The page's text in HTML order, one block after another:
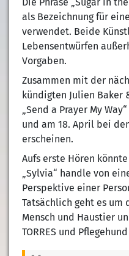
als Bezeichnung für
verwendet. Beide
Lebensentwürfen
Vorgaben.
Zusammen mit der
kündigten Julien Baker
„Send a Prayer My
und am 18. April bei
erscheinen.
Aufs erste Hören
„Sylvia“ handle von
Perspektive einer
Tatsächlich geht es um
Mensch und Haustier
TORRES und